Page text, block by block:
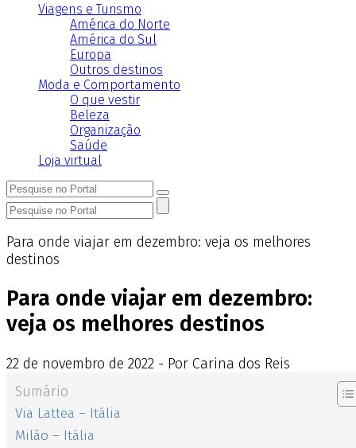
Viagens e Turismo
América do Norte
América do Sul
Europa
Outros destinos
Moda e Comportamento
O que vestir
Beleza
Organização
Saúde
Loja virtual
Para onde viajar em dezembro: veja os melhores
destinos
Para onde viajar em dezembro:
veja os melhores destinos
22 de novembro de 2022 - Por Carina dos Reis
Sumário
Via Lattea – Itália
Milão – Itália